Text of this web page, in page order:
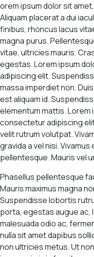
orem ipsum dolor sit
Aliquam placerat a dui
finibus, rhoncus lacus
magna purus.
vitae, ultricies mauris.
egestas. Lorem ipsum
adipiscing elit.
massa imperdiet non.
est aliquam id.
elementum mattis. Lorem
consectetur adipiscing
velit rutrum volutpat.
gravida a vel nisi.
pellentesque. Mauris vel
Phasellus pellentesque
Mauris maximus magna
Suspendisse lobortis
porta, egestas augue ac,
malesuada odio ac,
nulla sit amet dapibus
non ultricies metus. Ut